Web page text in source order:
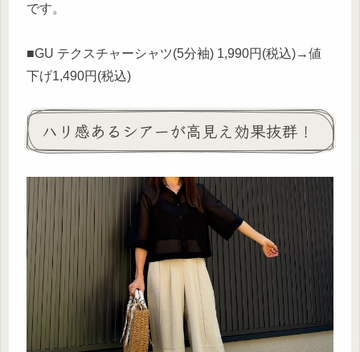
です。
■GU テクスチャーシャツ(5分袖) 1,990円(税込)→値
下げ1,490円(税込)
ハリ感あるシアーが高見え効果抜群！